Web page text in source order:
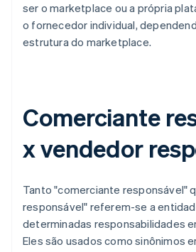
ser o marketplace ou a própria
o fornecedor individual,
estrutura do marketplace.
Comerciante
x vendedor
Tanto "comerciante responsável"
responsável" referem-se a
determinadas responsabilidades
Eles são usados como sinônimos